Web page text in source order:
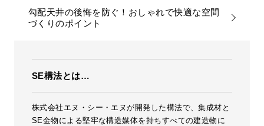
勾配天井の後悔を防ぐ！おしゃれで快適な空間
づくりのポイント
SE構法とは…
株式会社エヌ・シー・エヌが開発した構法で、集成材と
SE金物による堅牢な構造媒体を持ちすべての建造物に